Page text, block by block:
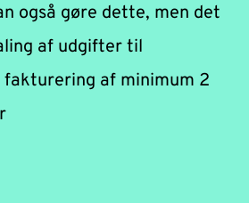
også gøre dette, men det
af udgifter til
af minimum 2